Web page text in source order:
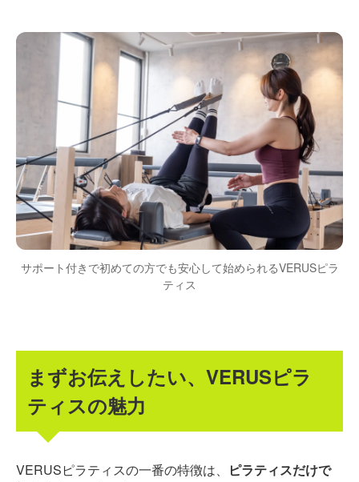
サポート付きで初めての方でも安心して始められるVERUSピラ
ティス
まずお伝えしたい、VERUSピラ
ティスの魅力
VERUSピラティスの一番の特徴は、
ピラティスだけで